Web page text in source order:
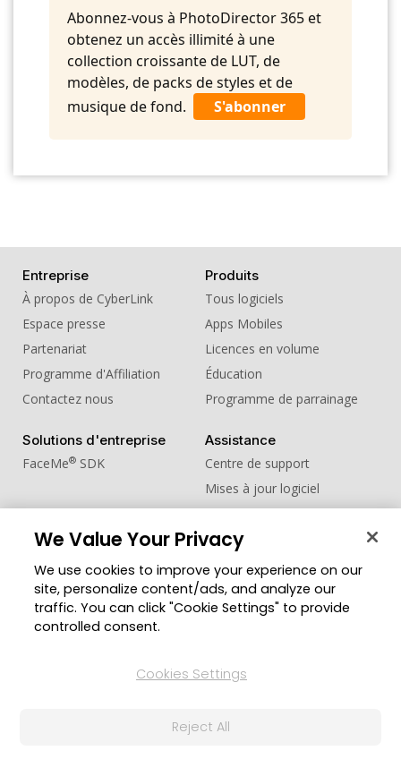
11. BGM - Photograph
12. BGM - Sentimental
13. BGM - Sleepy Kitten
Abonnez-vous à PhotoDirector 365 et
obtenez un accès illimité à une
collection croissante de LUT, de
modèles, de packs de styles et de
musique de fond.
S'abonner
Entreprise
À propos de CyberLink
Espace presse
Partenariat
Programme d'Affiliation
Contactez nous
Produits
Tous logiciels
Apps Mobiles
Licences en volume
Éducation
Programme de parrainage
Solutions d'entreprise
FaceMe® SDK
Assistance
Centre de support
Mises à jour logiciel
Centre d'apprentissage
Zone des Membres
Blog
Changer de région
We Value Your Privacy
We use cookies to improve your experience on our
site, personalize content/ads, and analyze our
traffic. You can click "Cookie Settings" to provide
controlled consent.
Cookies Settings
Reject All